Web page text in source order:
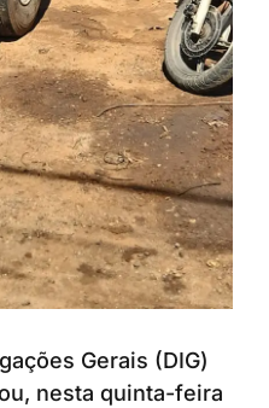
Gerais (DIG)
nesta quinta-feira